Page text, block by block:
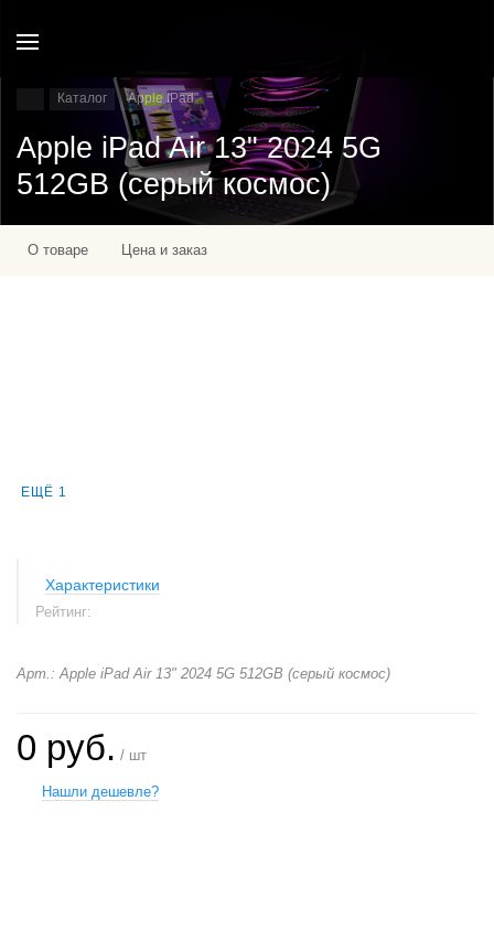
Каталог Apple IPad
Apple iPad Air 13" 2024 5G
512GB (серый космос)
О товаре Цена и заказ
ЕЩЁ 1
Характеристики
Рейтинг:
Арт.: Apple iPad Air 13" 2024 5G 512GB (серый космос)
0 руб. / шт
Нашли дешевле?